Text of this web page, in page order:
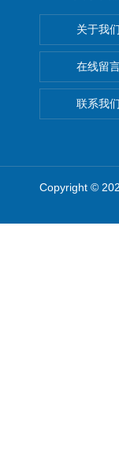
关于我们
在线留
联系我们
Copyright ©